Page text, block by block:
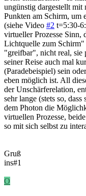
ungünstig dargestellt mit
Punkten am Schirm, um
(siehe Video #2 t=5:30-
virtueller Prozesse Sinn,
Lichtquelle zum Schirm"
"greifbar", nicht real, sie
seiner Reise auch mal
(Paradebeispiel) sein
eben möglich ist. All
der Unschärferelation,
sehr lange (stets so,
dem Photon die
virtuellen Prozesse,
so mit sich selbst zu
Gruß
ins#1
O